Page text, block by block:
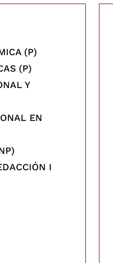
(P)
(P)
Y
EN
I